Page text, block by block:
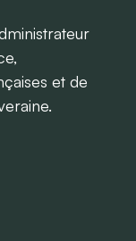
et de